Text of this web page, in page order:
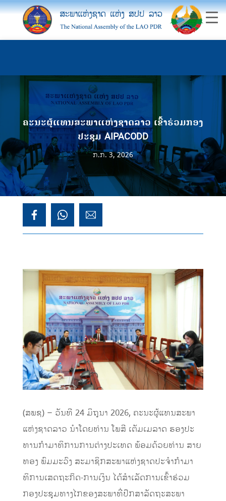
ຄະນະຜູ້ແທນສະພາແຫ່ງຊາດລາວ ເຂົ້າຮ່ວມກອງ
ປະຊຸມ AIPACODD
ກ.ກ. 3, 2026
(ສພຊ) – ວັນທີ 24 ມິຖຸນາ 2026, ຄະນະຜູ້ແທນສະພາ
ແຫ່ງຊາດລາວ ນໍາໂດຍທ່ານ ໂພສີ ເຕັມເມລາດ ຮອງປະ
ທານກໍາມາທິການການຕ່າງປະເທດ ພ້ອມດ້ວຍທ່ານ ສາຍ
ທອງ ພົມມະວົງ ສະມາຊິກສະພາແຫ່ງຊາດປະຈໍາກໍາມາ
ທິການເສດຖະກິດ-ການເງິນ ໄດ້ສໍາເລັດການເຂົ້າຮ່ວມ
ກອງປະຊຸມທາງໄກຂອງສະພາທີ່ປຶກສາລັດຖະສະພາ